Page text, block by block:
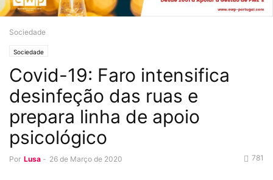
Sociedade
Sociedade
Covid-19: Faro intensifica
desinfeção das ruas e
prepara linha de apoio
psicológico
Por Lusa - 26 de Março de 2020 781